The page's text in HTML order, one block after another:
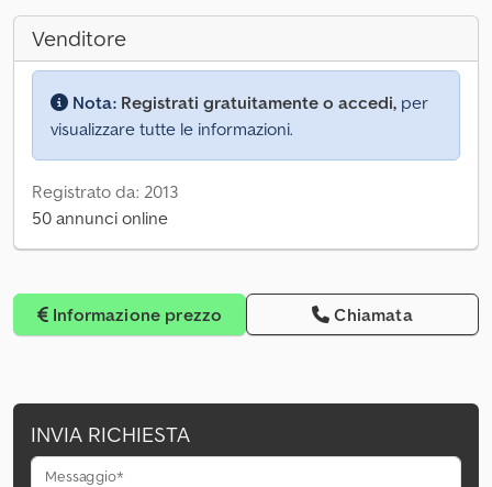
Venditore
Nota: Registrati gratuitamente o accedi, per
visualizzare tutte le informazioni.
Registrato da: 2013
50 annunci online
Informazione prezzo Chiamata
INVIA RICHIESTA
Messaggio*